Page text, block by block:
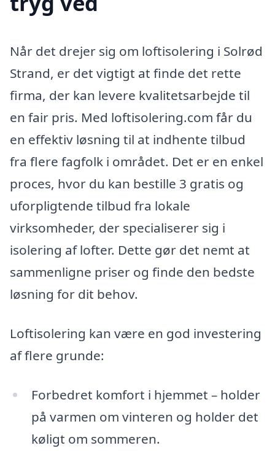
Når det drejer sig om loftisolering i Solrød
Strand, er det vigtigt at finde det rette
firma, der kan levere kvalitetsarbejde til
en fair pris. Med loftisolering.com får du
en effektiv løsning til at indhente tilbud
fra flere fagfolk i området. Det er en enkel
proces, hvor du kan bestille 3 gratis og
uforpligtende tilbud fra lokale
virksomheder, der specialiserer sig i
isolering af lofter. Dette gør det nemt at
sammenligne priser og finde den bedste
løsning for dit behov.
Loftisolering kan være en god investering
af flere grunde:
Forbedret komfort i hjemmet – holder
på varmen om vinteren og holder det
køligt om sommeren.